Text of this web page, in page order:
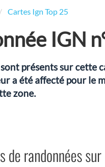
Cartes Ign Top 25
IGN
présents sur cette
a été affecté pour le
zone.
de randonnées